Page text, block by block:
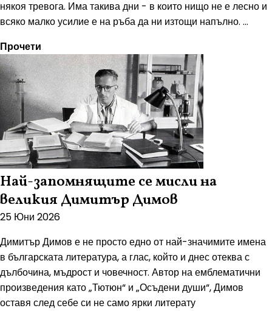
някоя тревога. Има такива дни - в които нищо не е лесно и
всяко малко усилие е на ръба да ни изтощи напълно. ...
Прочети
Най-запомнящите се мисли на
великия Димитър Димов
25 Юни 2026
Димитър Димов е не просто едно от най-значимите имена
в българската литература, а глас, който и днес отеква с
дълбочина, мъдрост и човечност. Автор на емблематични
произведения като „Тютюн“ и „Осъдени души“, Димов
оставя след себе си не само ярки литерату